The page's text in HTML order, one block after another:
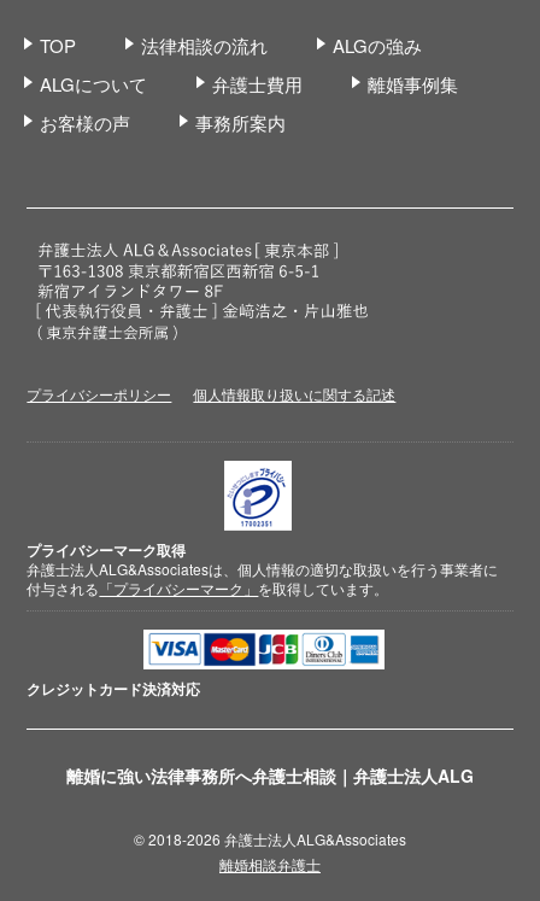
離婚に強い法律事務所へ弁護士相談｜弁護士法人ALG
TOP 法律相談の流れ
ALGの強み
ALGについて
弁護士費用
離婚事例集
お客様の声
事務所案内
プライバシーポリシー 個人情報取り扱いに関する記述
プライバシーマーク取得
弁護士法人ALG&Associatesは、個人情報の適切な取扱いを行う事業者に
付与される 「プライバシーマーク」 を取得しています。
クレジットカード決済対応
© 2018-2026 弁護士法人ALG&Associates
離婚相談弁護士